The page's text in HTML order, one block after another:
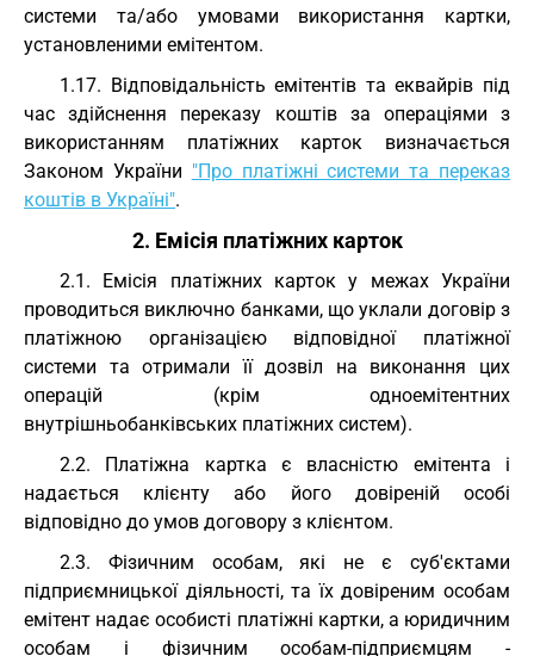
системи та/або умовами використання картки,
установленими емітентом.
1.17. Відповідальність емітентів та еквайрів під
час здійснення переказу коштів за операціями з
використанням платіжних карток визначається
Законом України "Про платіжні системи та переказ
коштів в Україні".
2. Емісія платіжних карток
2.1. Емісія платіжних карток у межах України
проводиться виключно банками, що уклали договір з
платіжною організацією відповідної платіжної
системи та отримали її дозвіл на виконання цих
операцій (крім одноемітентних
внутрішньобанківських платіжних систем).
2.2. Платіжна картка є власністю емітента і
надається клієнту або його довіреній особі
відповідно до умов договору з клієнтом.
2.3. Фізичним особам, які не є суб'єктами
підприємницької діяльності, та їх довіреним особам
емітент надає особисті платіжні картки, а юридичним
особам і фізичним особам-підприємцям -